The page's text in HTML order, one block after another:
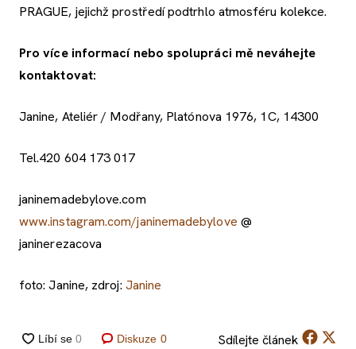
PRAGUE, jejichž prostředí podtrhlo atmosféru kolekce.
Pro více informací nebo spolupráci mě neváhejte
kontaktovat:
Janine, Ateliér / Modřany, Platónova 1976, 1C, 14300
Tel.420 604 173 017
janinemadebylove.com
www.instagram.com/janinemadebylove @
janinerezacova
foto: Janine, zdroj: Janine
Diskuze 0 Sdílejte článek